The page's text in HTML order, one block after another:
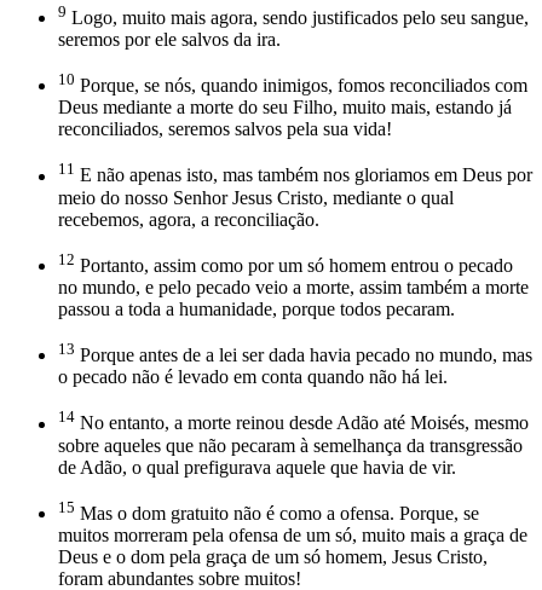
9 Logo, muito mais agora, sendo justificados pelo seu sangue,
seremos por ele salvos da ira.
10 Porque, se nós, quando inimigos, fomos reconciliados com
Deus mediante a morte do seu Filho, muito mais, estando já
reconciliados, seremos salvos pela sua vida!
11 E não apenas isto, mas também nos gloriamos em Deus por
meio do nosso Senhor Jesus Cristo, mediante o qual
recebemos, agora, a reconciliação.
12 Portanto, assim como por um só homem entrou o pecado
no mundo, e pelo pecado veio a morte, assim também a morte
passou a toda a humanidade, porque todos pecaram.
13 Porque antes de a lei ser dada havia pecado no mundo, mas
o pecado não é levado em conta quando não há lei.
14 No entanto, a morte reinou desde Adão até Moisés, mesmo
sobre aqueles que não pecaram à semelhança da transgressão
de Adão, o qual prefigurava aquele que havia de vir.
15 Mas o dom gratuito não é como a ofensa. Porque, se
muitos morreram pela ofensa de um só, muito mais a graça de
Deus e o dom pela graça de um só homem, Jesus Cristo,
foram abundantes sobre muitos!